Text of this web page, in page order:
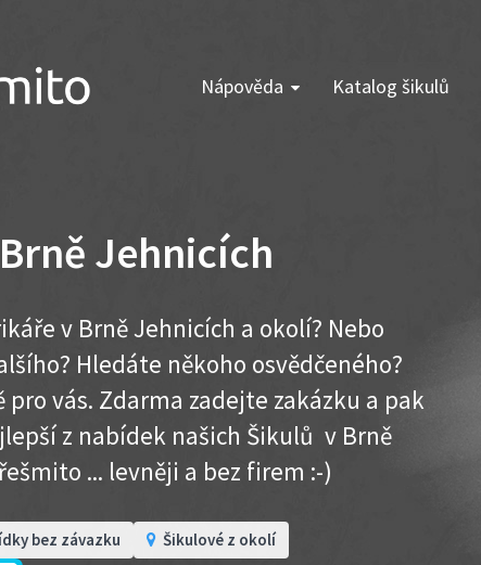
Nápověda Katalog šikulů
Jehnicích
v Brně Jehnicích a okolí? Nebo
Hledáte někoho osvědčeného?
vás. Zdarma zadejte zakázku a pak
z nabídek našich Šikulů v Brně
... levněji a bez firem :-)
bez závazku Šikulové z okolí